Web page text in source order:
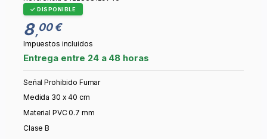
DISPONIBLE
8,00 €
Impuestos incluidos
Entrega entre 24 a 48 horas
Señal Prohibido Fumar
Medida 30 x 40 cm
Material PVC 0.7 mm
Clase B